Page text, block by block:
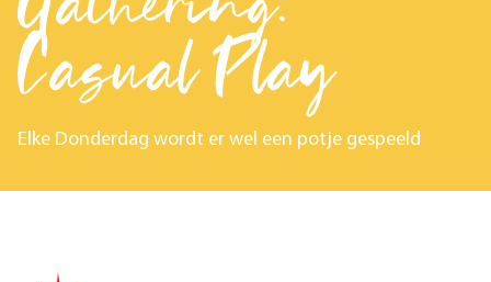
Casual Play
Elke Donderdag wordt er wel een potje gespeeld